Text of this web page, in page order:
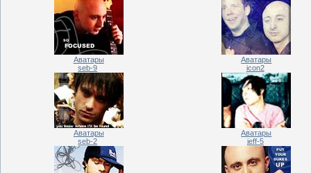
Аватары
Аватары
seb-9
Аватары
icon2
Аватары
seb-2
jeff-5